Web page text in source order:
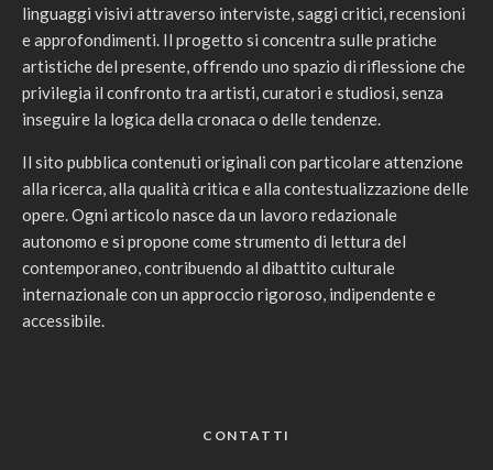
linguaggi visivi attraverso interviste, saggi critici, recensioni
e approfondimenti. Il progetto si concentra sulle pratiche
artistiche del presente, offrendo uno spazio di riflessione che
privilegia il confronto tra artisti, curatori e studiosi, senza
inseguire la logica della cronaca o delle tendenze.
Il sito pubblica contenuti originali con particolare attenzione
alla ricerca, alla qualità critica e alla contestualizzazione delle
opere. Ogni articolo nasce da un lavoro redazionale
autonomo e si propone come strumento di lettura del
contemporaneo, contribuendo al dibattito culturale
internazionale con un approccio rigoroso, indipendente e
accessibile.
CONTATTI